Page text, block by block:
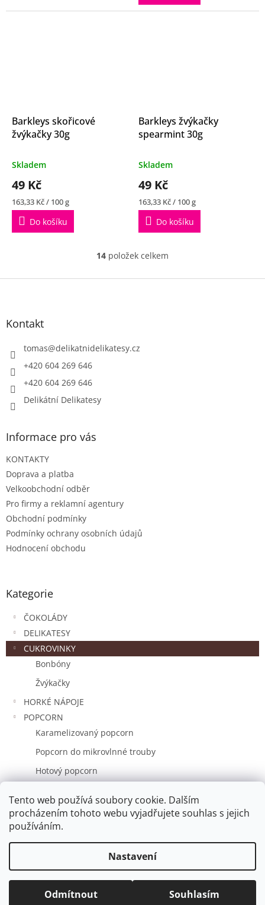
Tento web používá soubory cookie. Dalším
procházením tohoto webu vyjadřujete souhlas s jejich
používáním.
Nastavení
Odmítnout Souhlasím
Barkleys skořicové
žvýkačky 30g
Průměrné
hodnocení
produktu
4,2
Skladem
49 Kč
Měrná
cena:
163,33 Kč / 100 g
Do košíku
Barkleys žvýkačky
spearmint 30g
Průměrné
hodnocení
produktu
5,0
Skladem
49 Kč
Měrná
cena:
163,33 Kč / 100 g
Do košíku
O
l
p
14 položek celkem
Z
Kontakt
tomas@delikatnidelikatesy.cz
+420 604 269 646
+420 604 269 646
Delikátní Delikatesy
Informace pro vás
KONTAKTY
Doprava a platba
Velkoobchodní odběr
Pro firmy a reklamní agentury
Obchodní podmínky
Podmínky ochrany osobních údajů
Hodnocení obchodu
Kategorie
ČOKOLÁDY
DELIKATESY
CUKROVINKY
Bonbóny
Žvýkačky
HORKÉ NÁPOJE
POPCORN
Karamelizovaný popcorn
Popcorn do mikrovlnné trouby
Hotový popcorn
Značky
Delikátní Delikatesy
vyhrazena.
Upravit nastavení cookies